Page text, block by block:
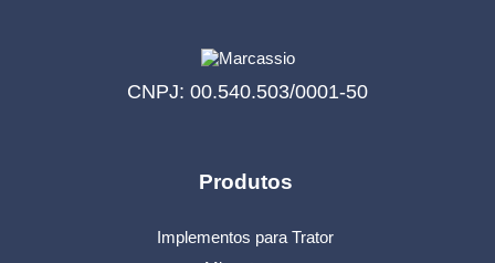
CNPJ: 00.540.503/0001-50
Produtos
Implementos para Trator